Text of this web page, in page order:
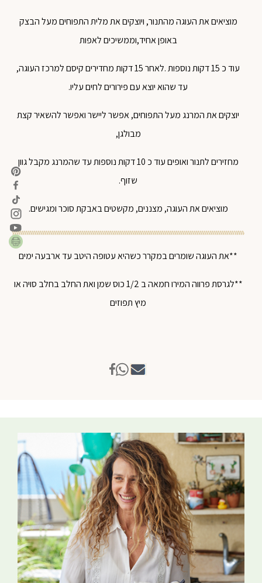
מוציאים את העוגה מהתנור, ויוצקים את מלית התפוחים מעל הבצק
באופן אחיד,וממשיכים לאפות
עוד כ 15 דקות נוספות .לאחר 15 דקות מחדירים קיסם למרכז העוגה,
עד שהוא יוצא עם פירורים לחים עליו.
יוצקים את המרנג מעל התפוחים, אפשר ליישר ואפשר להשאיר קצת
מבולגן,
מחזירים לתנור ואופים עוד כ 10 דקות נוספות עד שהמרנג מקבל גוון
שזוף.
מוציאים את העוגה, מצננים, מקשטים באבקת סוכר ומגישים.
**את העוגה שומרים במקרר כשהיא עטופה היטב עד ארבעה ימים
**לגרסת פרווה המירו חמאה ב 1/2 כוס שמן ואת החלב בחלב סויה או
מיץ תפוזים